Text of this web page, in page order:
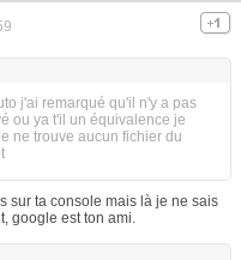
j'ai remarqué qu'il n'y a pas
ou ya t'il un équivalence je
ne trouve aucun fichier du
sur ta console mais là je ne sais
google est ton ami.